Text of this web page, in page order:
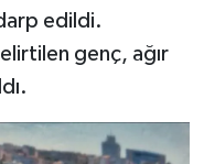
edildi.
genç, ağır